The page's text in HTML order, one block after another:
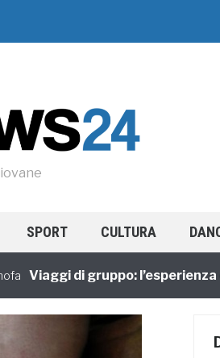
SPORT CULTURA
di gruppo: l’esperienza